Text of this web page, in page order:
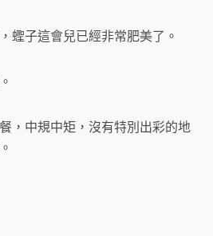
蟶子這會兒已經非常肥美了。
，中規中矩，沒有特別出彩的地